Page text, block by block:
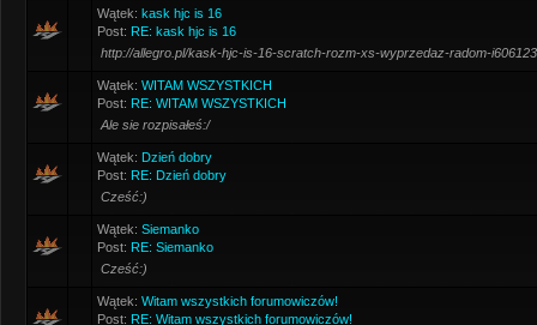
Wątek: kask hjc is 16
Post: RE: kask hjc is 16
http://allegro.pl/kask-hjc-is-16-scratch-rozm-xs-wyprzedaz-radom-
Wątek: WITAM WSZYSTKICH
Post: RE: WITAM WSZYSTKICH
Ale sie rozpisałeś:/
Wątek: Dzień dobry
Post: RE: Dzień dobry
Cześć:)
Wątek: Siemanko
Post: RE: Siemanko
Cześć:)
Wątek: Witam wszystkich forumowiczów!
Post: RE: Witam wszystkich forumowiczów!